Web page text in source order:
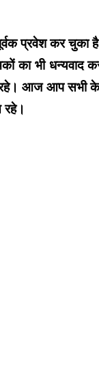
प्रवेश कर
का भी धन्यवाद
आप सभी के
रहे।